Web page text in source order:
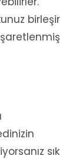
birleşir
sık